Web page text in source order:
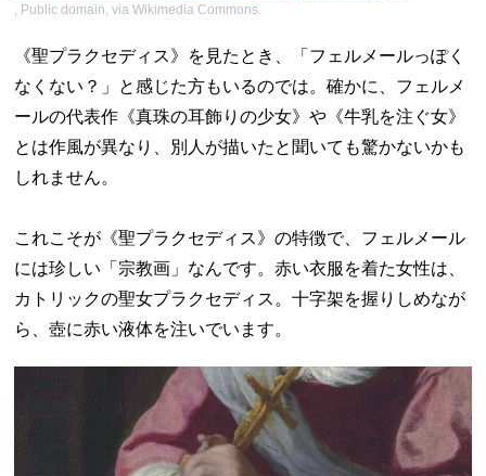
, Public domain, via Wikimedia Commons.
《聖プラクセディス》を見たとき、「フェルメールっぽく
なくない？」と感じた方もいるのでは。確かに、フェルメ
ールの代表作《真珠の耳飾りの少女》や《牛乳を注ぐ女》
とは作風が異なり、別人が描いたと聞いても驚かないかも
しれません。
これこそが《聖プラクセディス》の特徴で、フェルメール
には珍しい「宗教画」なんです。赤い衣服を着た女性は、
カトリックの聖女プラクセディス。十字架を握りしめなが
ら、壺に赤い液体を注いでいます。